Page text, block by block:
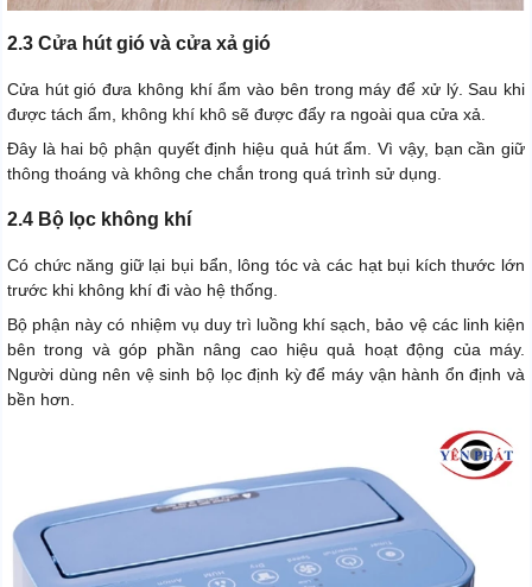
2.3 Cửa hút gió và cửa xả gió
Cửa hút gió đưa không khí ẩm vào bên trong máy để xử lý. Sau khi
được tách ẩm, không khí khô sẽ được đẩy ra ngoài qua cửa xả.
Đây là hai bộ phận quyết định hiệu quả hút ẩm. Vì vậy, bạn cần giữ
thông thoáng và không che chắn trong quá trình sử dụng.
2.4 Bộ lọc không khí
Có chức năng giữ lại bụi bẩn, lông tóc và các hạt bụi kích thước lớn
trước khi không khí đi vào hệ thống.
Bộ phận này có nhiệm vụ duy trì luồng khí sạch, bảo vệ các linh kiện
bên trong và góp phần nâng cao hiệu quả hoạt động của máy.
Người dùng nên vệ sinh bộ lọc định kỳ để máy vận hành ổn định và
bền hơn.